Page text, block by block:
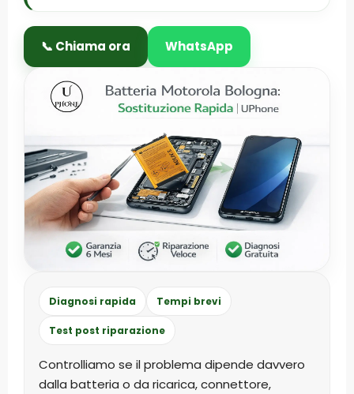
📞 Chiama ora WhatsApp
Diagnosi rapida Tempi brevi
Test post riparazione
Controlliamo se il problema dipende davvero
dalla batteria o da ricarica, connettore,